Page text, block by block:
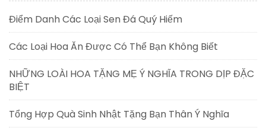
Điểm Danh Các Loại Sen Đá Quý Hiếm
Các Loại Hoa Ăn Được Có Thể Bạn Không Biết
NHỮNG LOÀI HOA TẶNG MẸ Ý NGHĨA TRONG DỊP ĐẶC
BIỆT
Tổng Hợp Quà Sinh Nhật Tặng Bạn Thân Ý Nghĩa